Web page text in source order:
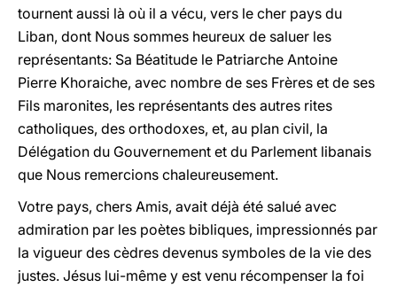
tournent aussi là où il a vécu, vers le cher pays du
Liban, dont Nous sommes heureux de saluer les
représentants: Sa Béatitude le Patriarche Antoine
Pierre Khoraiche, avec nombre de ses Frères et de ses
Fils maronites, les représentants des autres rites
catholiques, des orthodoxes, et, au plan civil, la
Délégation du Gouvernement et du Parlement libanais
que Nous remercions chaleureusement.
Votre pays, chers Amis, avait déjà été salué avec
admiration par les poètes bibliques, impressionnés par
la vigueur des cèdres devenus symboles de la vie des
justes. Jésus lui-même y est venu récompenser la foi